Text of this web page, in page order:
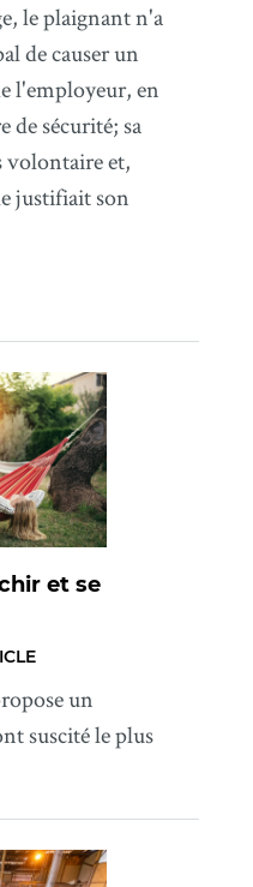
le plaignant n'a
de causer un
l'employeur, en
de sécurité; sa
volontaire et,
justifiait son
et se
un
suscité le plus